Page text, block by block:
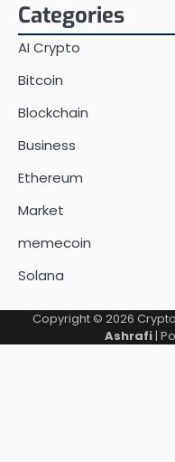
Categories
AI Crypto
Bitcoin
Blockchain
Business
Ethereum
Market
memecoin
Solana
Copyright © 2026
Ashrafi |